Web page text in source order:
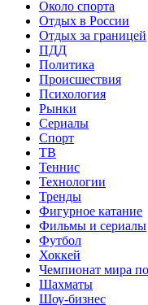
Около спорта
Отдых в России
Отдых за границей
ПДД
Политика
Происшествия
Психология
Рынки
Сериалы
Спорт
ТВ
Теннис
Технологии
Тренды
Фигурное катание
Фильмы и сериалы
Футбол
Хоккей
Чемпионат мира
Шахматы
Шоу-бизнес